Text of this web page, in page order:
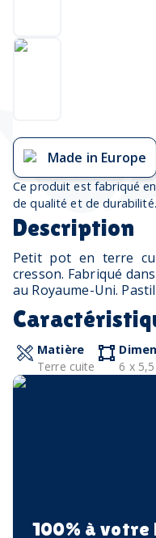
Made in Europe
Ce produit est fabriqué
de qualité et de durabilité.
Description
Petit pot en terre
cresson. Fabriqué
au Royaume-Uni.
Matière
Terre cuite
6 x
100% à votre